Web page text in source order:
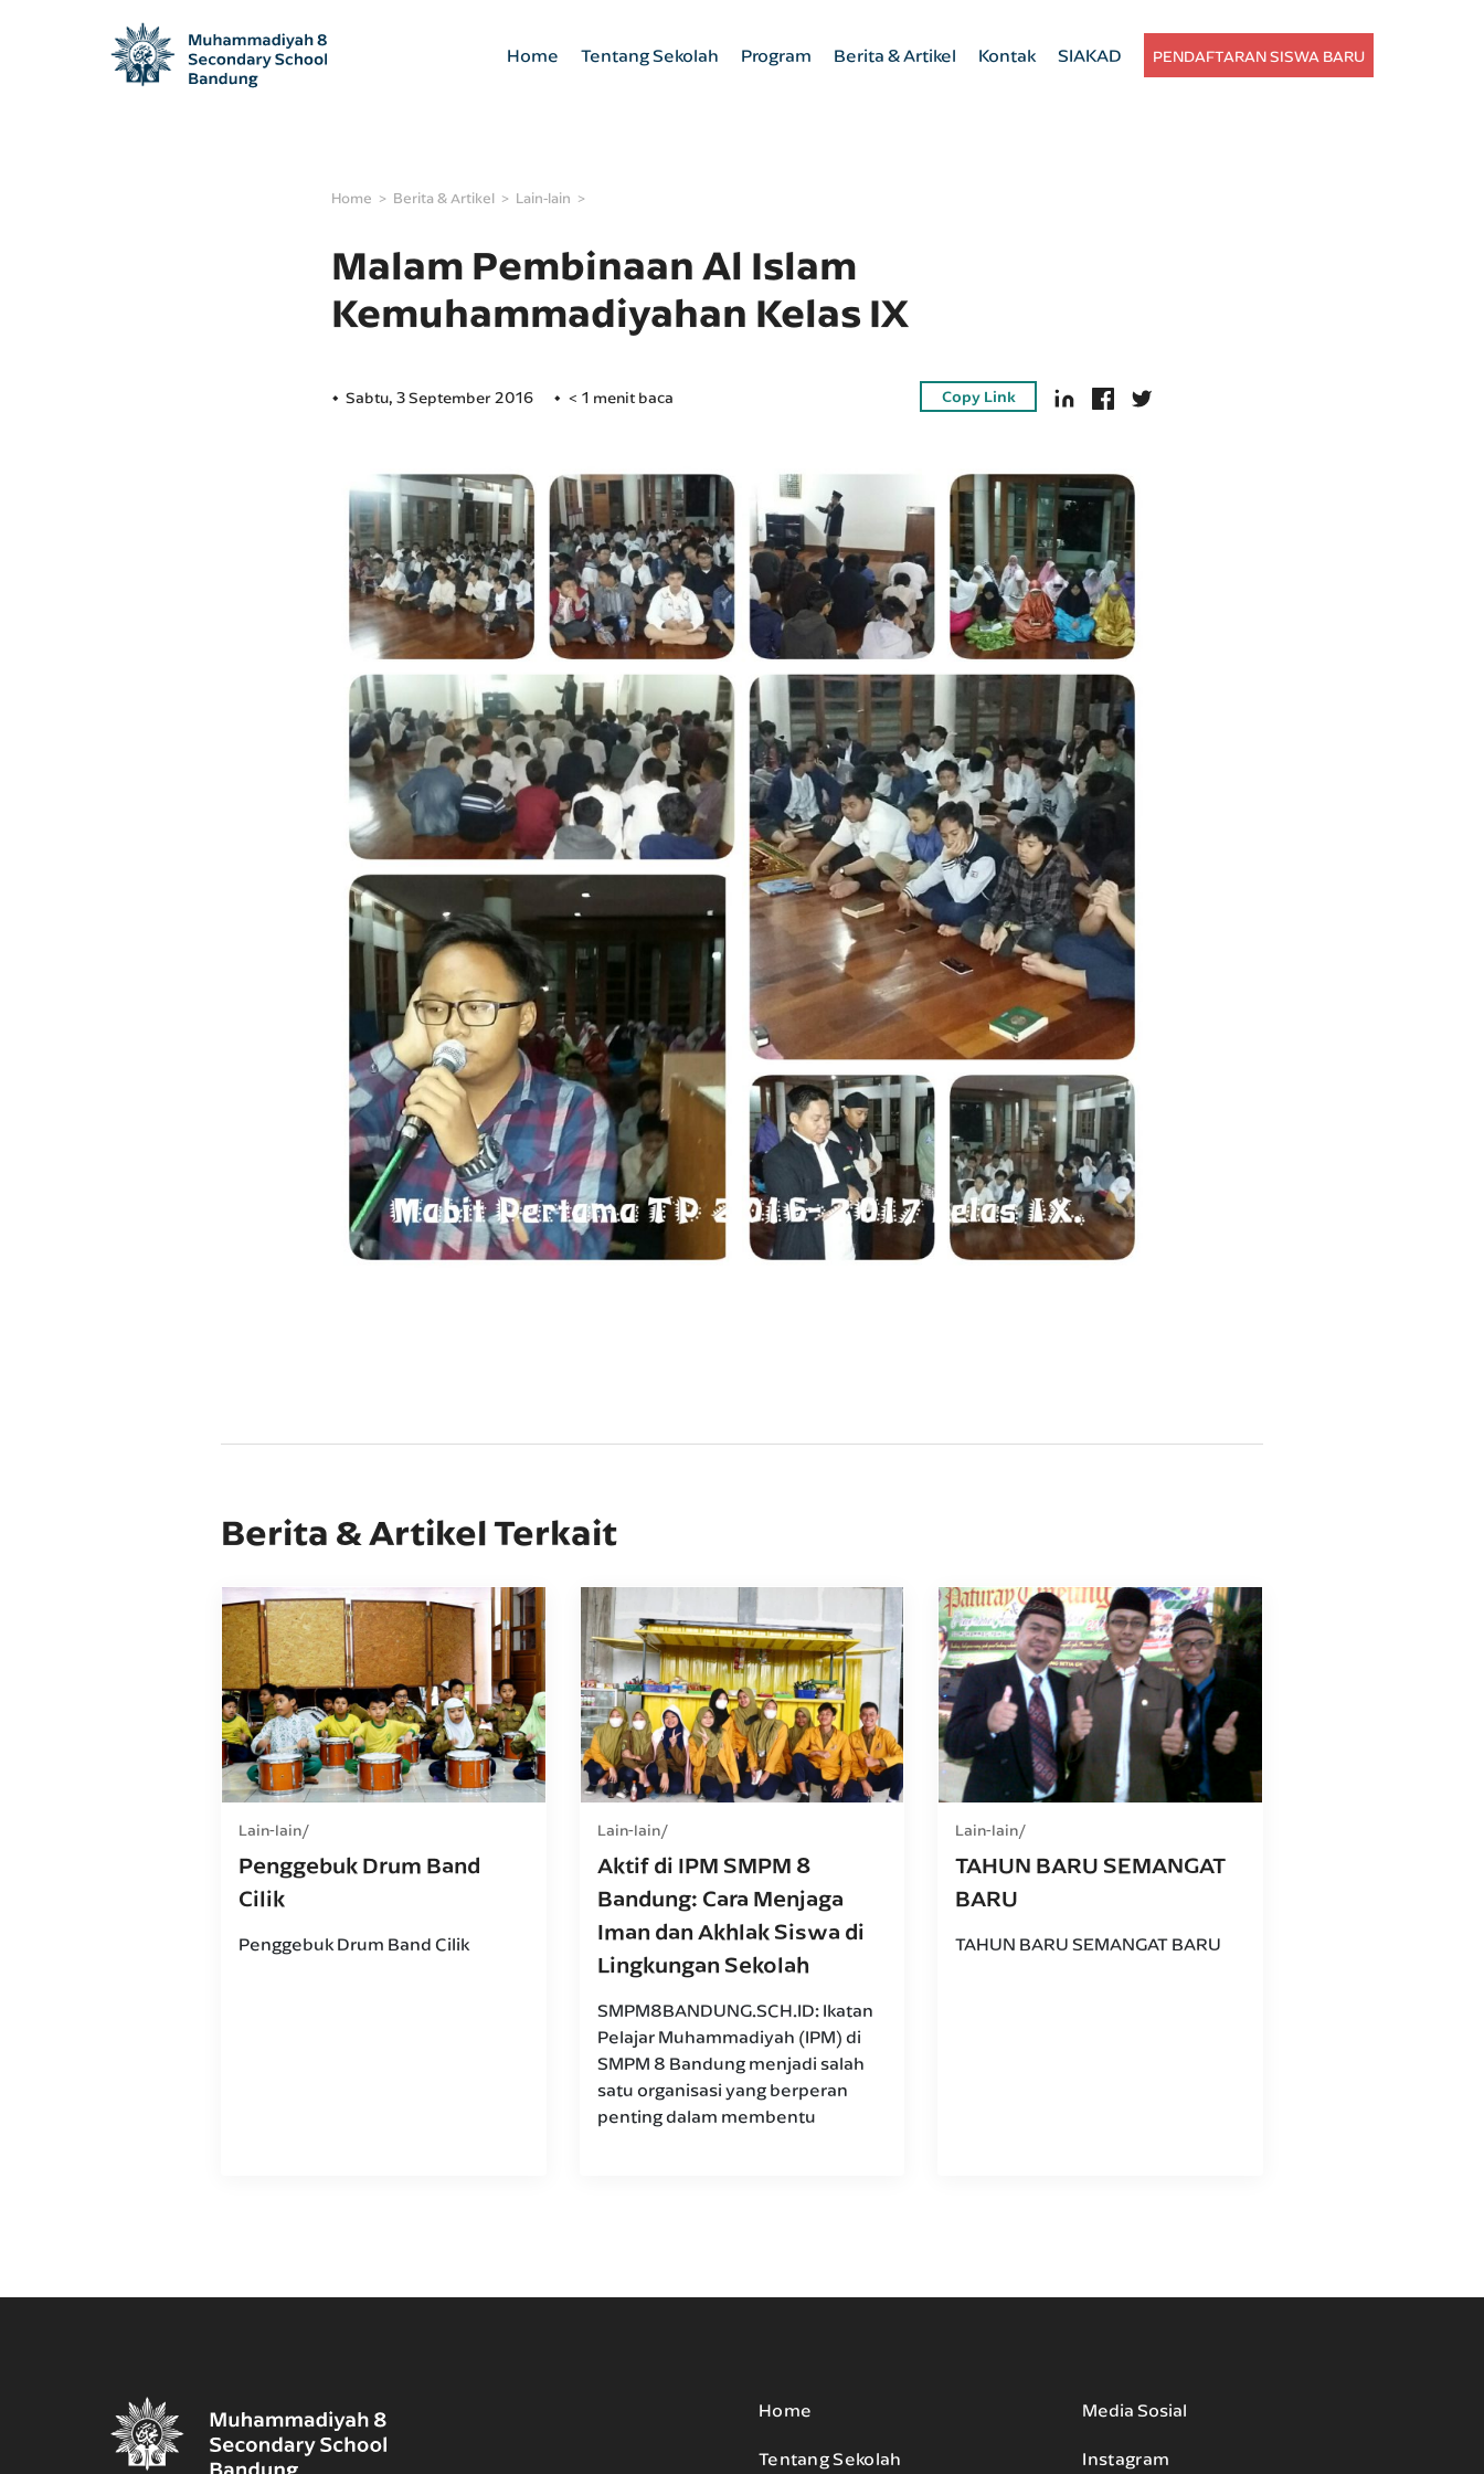
Home Tentang Sekolah Program Berita & Artikel Kontak SIAKAD PENDAFTARAN SISWA BARU
Home Berita & Artikel Lain-lain
Malam Pembinaan Al Islam
Kemuhammadiyahan Kelas IX
Sabtu, 3 September 2016 < 1 menit baca Copy Link
Berita & Artikel Terkait
Lain-lain
Penggebuk Drum Band
Cilik
Penggebuk Drum Band Cilik
Lain-lain
Aktif di IPM SMPM 8
Bandung: Cara Menjaga
Iman dan Akhlak Siswa di
Lingkungan Sekolah
SMPM8BANDUNG.SCH.ID: Ikatan
Pelajar Muhammadiyah (IPM) di
SMPM 8 Bandung menjadi salah
satu organisasi yang berperan
penting dalam membentu
Lain-lain
TAHUN BARU SEMANGAT
BARU
TAHUN BARU SEMANGAT BARU
Home
Tentang Sekolah
Media Sosial
Instagram